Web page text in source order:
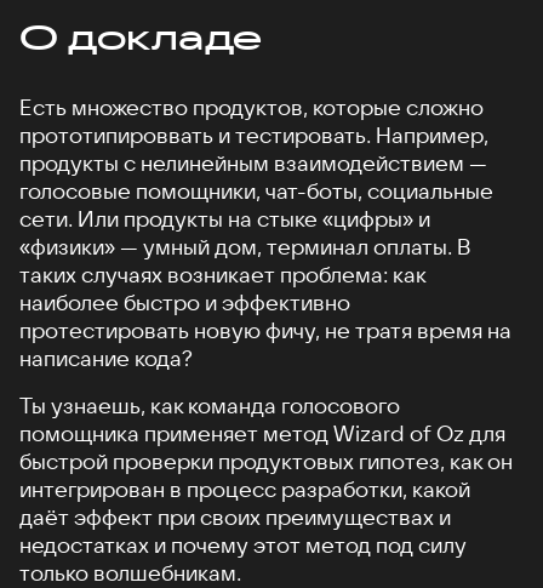
О докладе
Есть множество продуктов, которые сложно
прототипироввать и тестировать. Например,
продукты с нелинейным взаимодействием —
голосовые помощники, чат-боты, социальные
сети. Или продукты на стыке «цифры» и
«физики» — умный дом, терминал оплаты. В
таких случаях возникает проблема: как
наиболее быстро и эффективно
протестировать новую фичу, не тратя время на
написание кода?
Ты узнаешь, как команда голосового
помощника применяет метод Wizard of Oz для
быстрой проверки продуктовых гипотез, как он
интегрирован в процесс разработки, какой
даёт эффект при своих преимуществах и
недостатках и почему этот метод под силу
только волшебникам.